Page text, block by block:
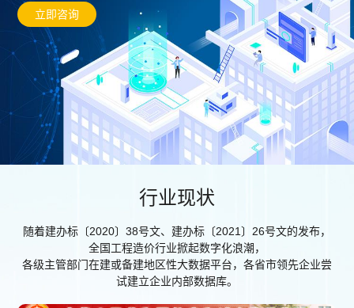
立即咨询
行业现状
随着建办标〔2020〕38号文、建办标〔2021〕26号文的发布，
全国工程造价行业掀起数字化浪潮，
各级主管部门在建或备建地区性大数据平台，各省市领先企业尝
试建立企业内部数据库。